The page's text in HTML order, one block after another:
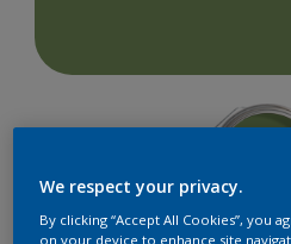
We respect your privacy.
By clicking “Accept All Cookies”, you
on your device to enhance site